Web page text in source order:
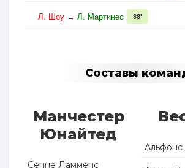
Л. Шоу → Л. Мартинес 88'
Составы
Манчестер
Юнайтед
Сенне Ламменс
Альфонс